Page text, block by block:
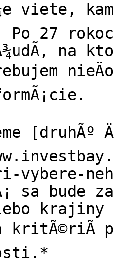
viete, kam
27
na
[druhÃº
vybere-
bude
krajiny a
kritÃ©riÃ­